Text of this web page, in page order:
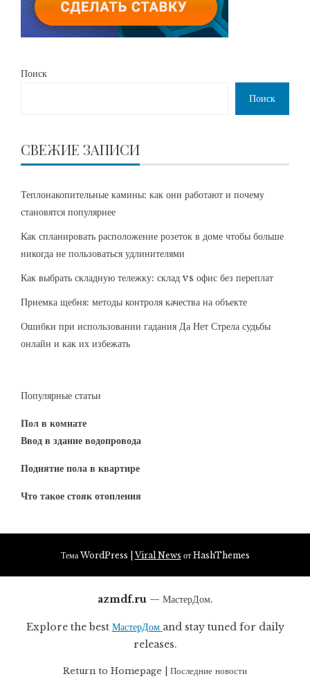
Поиск
Поиск
СВЕЖИЕ ЗАПИСИ
Теплонакопительные камины: как они работают и почему
становятся популярнее
Как спланировать расположение розеток в доме чтобы больше
никогда не пользоваться удлинителями
Как выбрать складную тележку: склад vs офис без переплат
Приемка щебня: методы контроля качества на объекте
Ошибки при использовании гадания Да Нет Стрела судьбы
онлайн и как их избежать
Популярные статьи
Пол в комнате
Ввод в здание водопровода
Поднятие пола в квартире
Что такое стояк отопления
Тема WordPress |Viral News от HashThemes
azmdf.ru — МастерДом.
Explore the best МастерДом and stay tuned for daily
releases.
Return to Homepage Последние новости